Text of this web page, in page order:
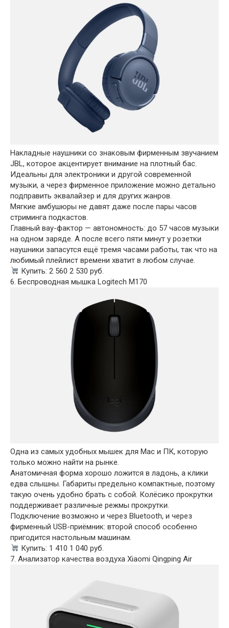
Накладные наушники со знаковым фирменным звучанием
JBL, которое акцентирует внимание на плотный бас.
Идеальны для электроники и другой современной
музыки, а через фирменное приложение можно детально
подправить эквалайзер и для других жанров.
Мягкие амбушюры не давят даже после пары часов
стриминга подкастов.
Главный вау-фактор — автономность: до 57 часов музыки
на одном заряде. А после всего пяти минут у розетки
наушники запасутся ещё тремя часами работы, так что на
любимый плейлист времени хватит в любом случае.
Купить: 2 560 2 530 руб.
6. Беспроводная мышка Logitech M170
Одна из самых удобных мышек для Mac и ПК, которую
только можно найти на рынке.
Анатомичная форма хорошо ложится в ладонь, а клики
едва слышны. Габариты предельно компактные, поэтому
такую очень удобно брать с собой. Колёсико прокрутки
поддерживает различные режмы прокрутки.
Подключение возможно и через Bluetooth, и через
фирменный USB-приёмник: второй способ особенно
пригодится настольным машинам.
Купить: 1 410 1 040 руб.
7. Анализатор качества воздуха Xiaomi Qingping Air